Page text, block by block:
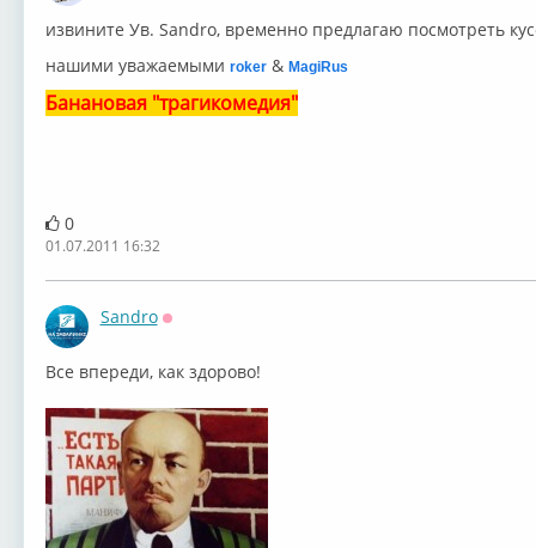
извините Ув. Sandro, временно предлагаю посмотреть
нашими уважаемыми roker& MagiRus
Банановая "трагикомедия"
0
01.07.2011 16:32
Sandro
Все впереди, как здорово!